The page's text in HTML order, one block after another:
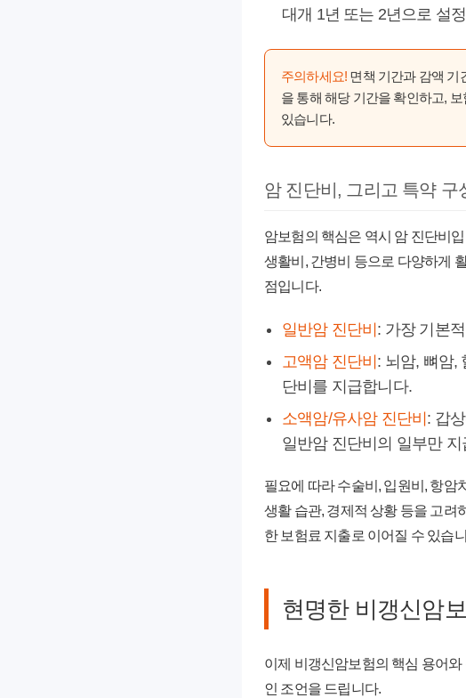
대개 1년 또는 2년으로 설
주의하세요! 면책 기간과 감액 기
을 통해 해당 기간을 확인하고,
있습니다.
암 진단비, 그리고 특약 구
암보험의 핵심은 역시 암 진단비
생활비, 간병비 등으로 다양하게
점입니다.
일반암 진단비 : 가장 기본
고액암 진단비 : 뇌암, 뼈암,
단비를 지급합니다.
소액암/유사암 진단비 : 갑
일반암 진단비의 일부만 지
필요에 따라 수술비, 입원비, 항암
생활 습관, 경제적 상황 등을 고려
한 보험료 지출로 이어질 수 있습
현명한 비갱신암
이제 비갱신암보험의 핵심 용어
인 조언을 드립니다.